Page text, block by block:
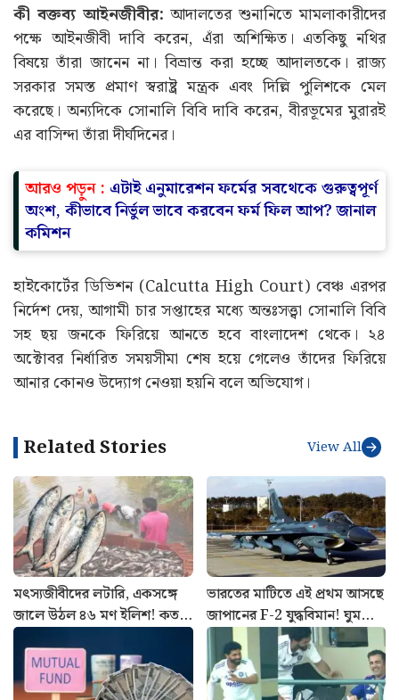
কী বক্তব্য আইনজীবীর: আদালতের শুনানিতে মামলাকারীদের
পক্ষে আইনজীবী দাবি করেন, এঁরা অশিক্ষিত। এতকিছু নথির
বিষয়ে তাঁরা জানেন না। বিভ্রান্ত করা হচ্ছে আদালতকে। রাজ্য
সরকার সমস্ত প্রমাণ স্বরাষ্ট্র মন্ত্রক এবং দিল্লি পুলিশকে মেল
করেছে। অন্যদিকে সোনালি বিবি দাবি করেন, বীরভূমের মুরারই
এর বাসিন্দা তাঁরা দীর্ঘদিনের।
আরও পড়ুন : এটাই এনুমারেশন ফর্মের সবথেকে গুরুত্বপূর্ণ
অংশ, কীভাবে নির্ভুল ভাবে করবেন ফর্ম ফিল আপ? জানাল
কমিশন
হাইকোর্টের ডিভিশন (Calcutta High Court) বেঞ্চ এরপর
নির্দেশ দেয়, আগামী চার সপ্তাহের মধ্যে অন্তঃসত্ত্বা সোনালি বিবি
সহ ছয় জনকে ফিরিয়ে আনতে হবে বাংলাদেশ থেকে। ২৪
অক্টোবর নির্ধারিত সময়সীমা শেষ হয়ে গেলেও তাঁদের ফিরিয়ে
আনার কোনও উদ্যোগ নেওয়া হয়নি বলে অভিযোগ।
Related Stories View All
মৎস্যজীবীদের লটারি, একসঙ্গে
জালে উঠল ৪৬ মণ ইলিশ! কত
টাকায় বিক্রি হল জানেন?
ভারতের মাটিতে এই প্রথম আসছে
জাপানের F-2 যুদ্ধবিমান! ঘুম
উড়ল চিনের, গ্লোবাল টাইমস
করল সতর্ক